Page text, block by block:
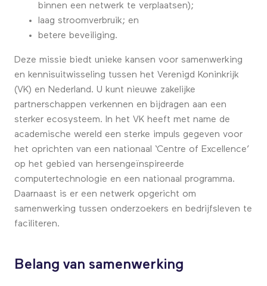
binnen een netwerk te verplaatsen);
laag stroomverbruik; en
betere beveiliging.
Deze missie biedt unieke kansen voor samenwerking
en kennisuitwisseling tussen het Verenigd Koninkrijk
(VK) en Nederland. U kunt nieuwe zakelijke
partnerschappen verkennen en bijdragen aan een
sterker ecosysteem. In het VK heeft met name de
academische wereld een sterke impuls gegeven voor
het oprichten van een nationaal ‘Centre of Excellence’
op het gebied van hersengeïnspireerde
computertechnologie en een nationaal programma.
Daarnaast is er een netwerk opgericht om
samenwerking tussen onderzoekers en bedrijfsleven te
faciliteren.
Belang van samenwerking